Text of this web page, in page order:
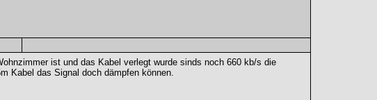
ist und das Kabel verlegt wurde sinds noch 660 kb/s die
Kabel das Signal doch dämpfen können.